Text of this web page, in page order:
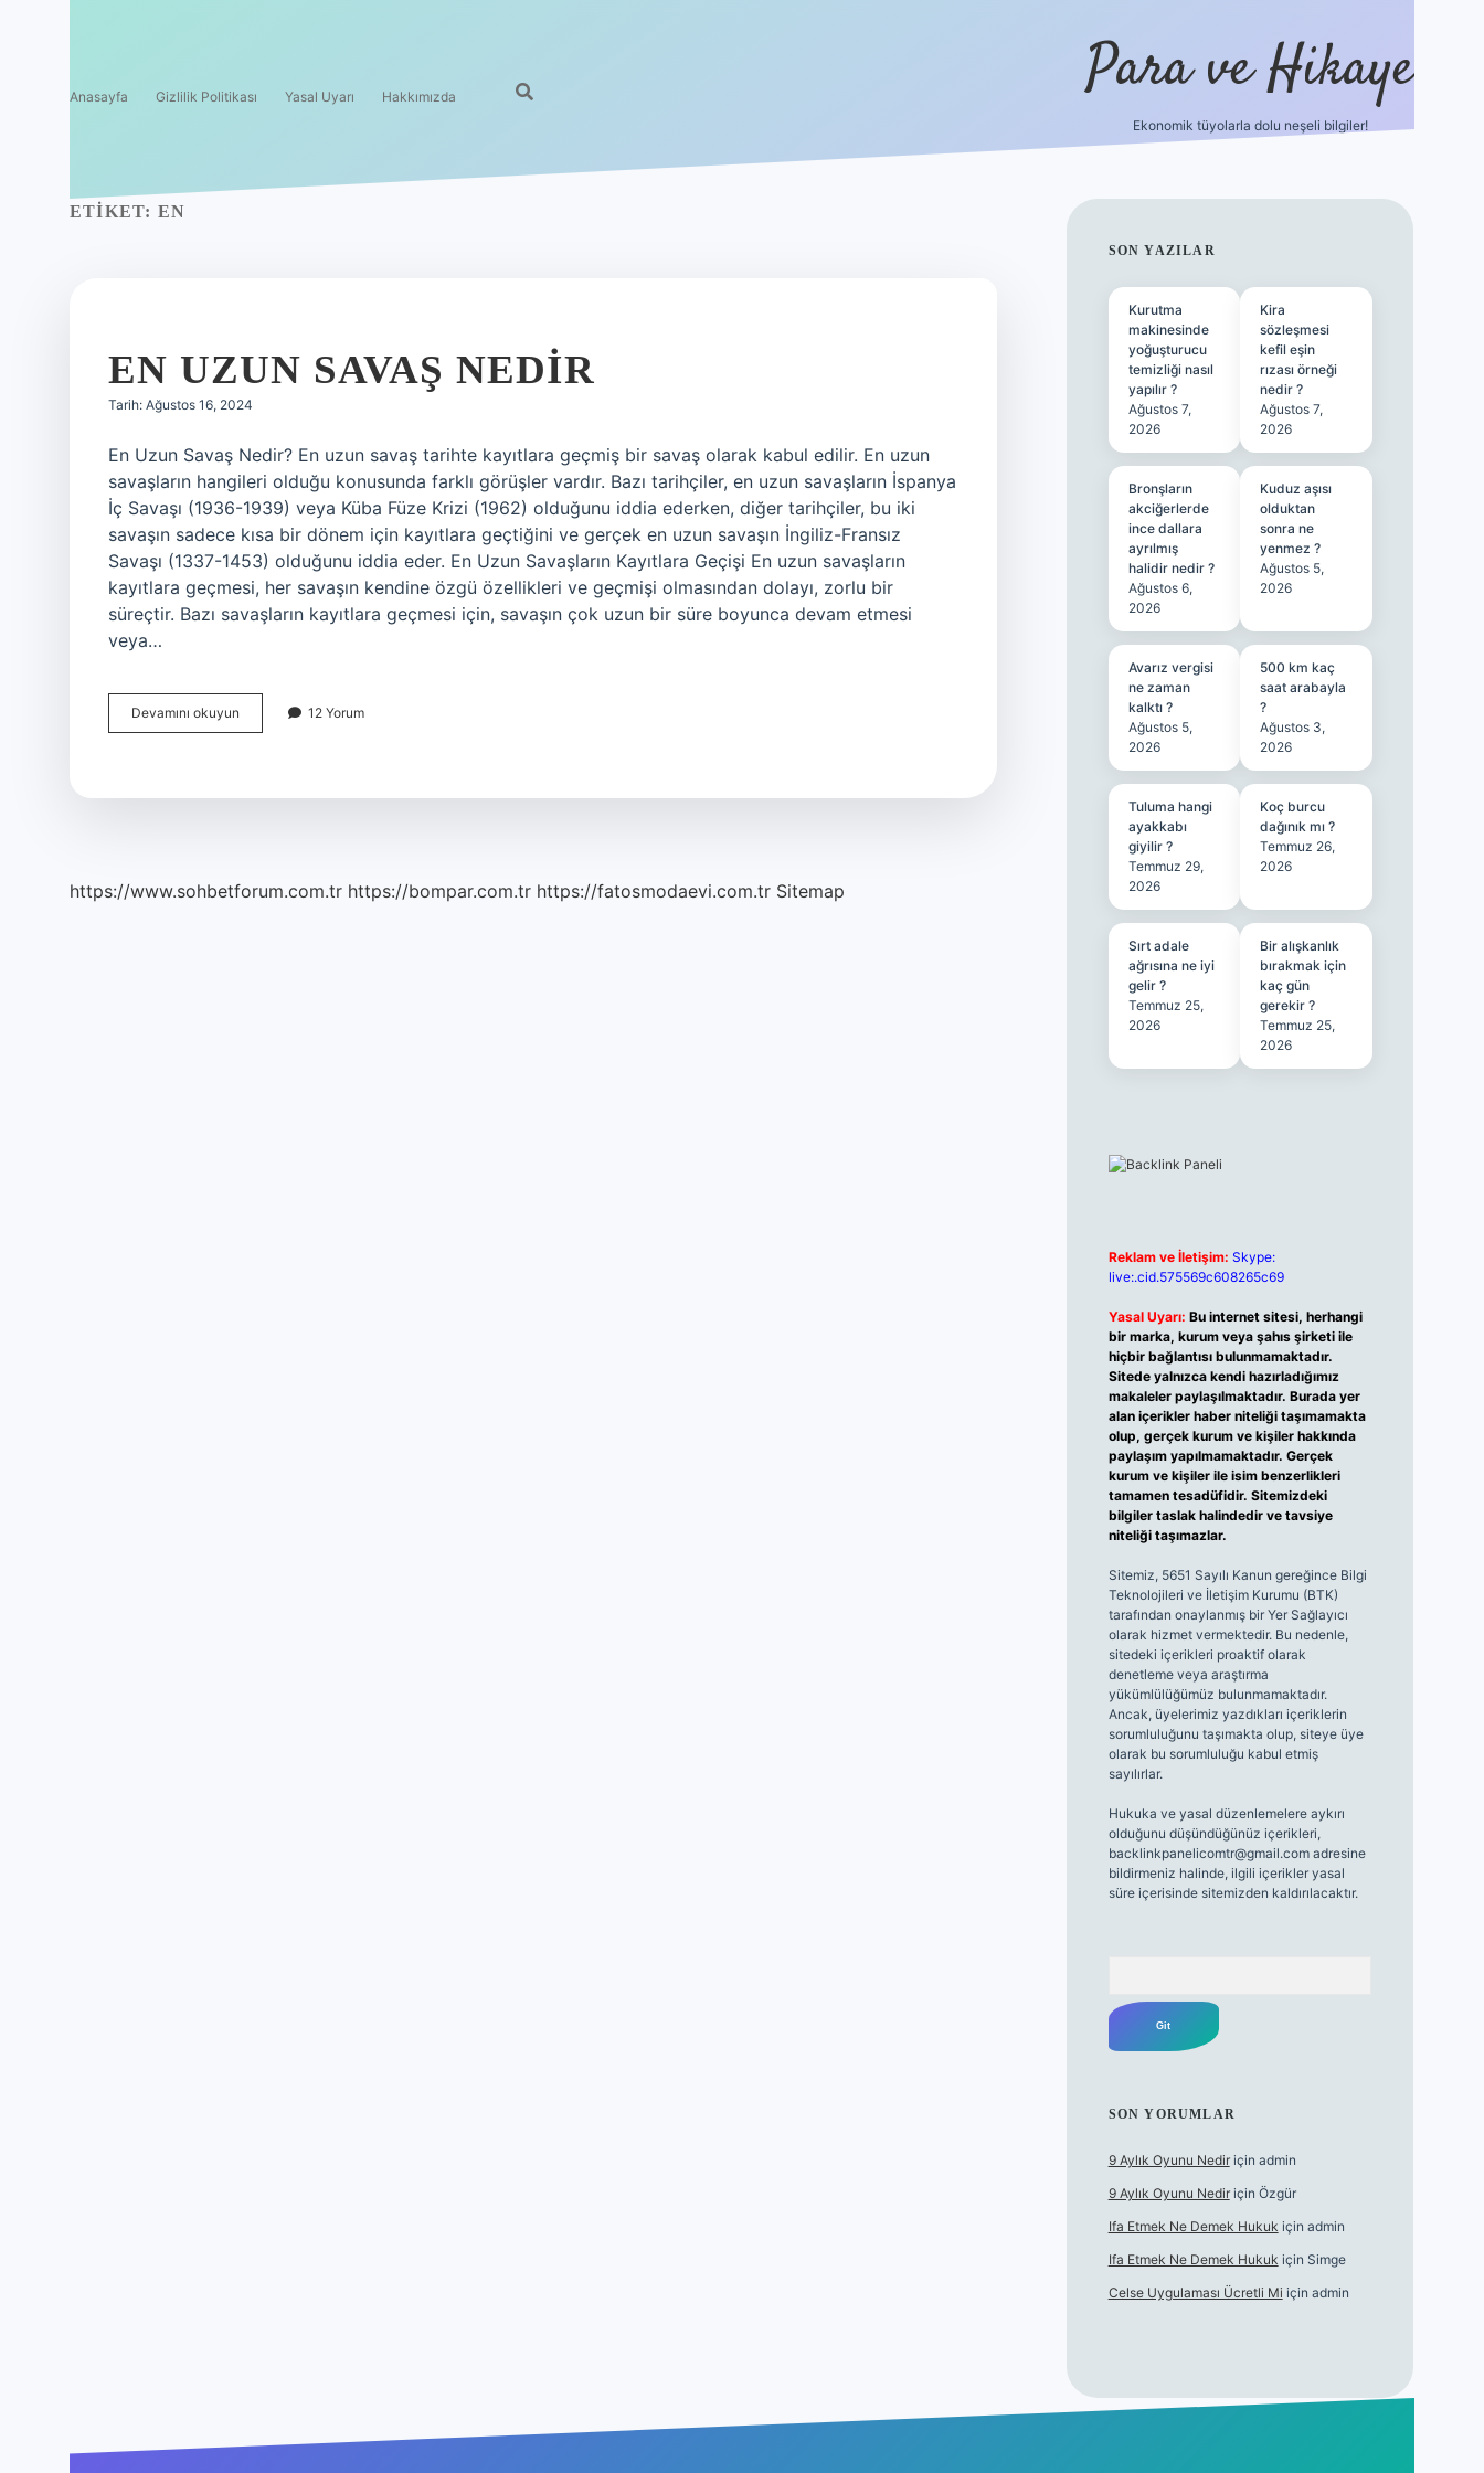
Anasayfa Gizlilik Politikası Yasal Uyarı Hakkımızda Para ve Hikaye
Ekonomik tüyolarla dolu neşeli bilgiler!
ETIKET: EN
EN UZUN SAVAŞ NEDIR
Tarih: Ağustos 16, 2024
En Uzun Savaş Nedir? En uzun savaş tarihte kayıtlara geçmiş bir savaş olarak kabul edilir. En uzun
savaşların hangileri olduğu konusunda farklı görüşler vardır. Bazı tarihçiler, en uzun savaşların İspanya
İç Savaşı (1936-1939) veya Küba Füze Krizi (1962) olduğunu iddia ederken, diğer tarihçiler, bu iki
savaşın sadece kısa bir dönem için kayıtlara geçtiğini ve gerçek en uzun savaşın İngiliz-Fransız
Savaşı (1337-1453) olduğunu iddia eder. En Uzun Savaşların Kayıtlara Geçişi En uzun savaşların
kayıtlara geçmesi, her savaşın kendine özgü özellikleri ve geçmişi olmasından dolayı, zorlu bir
süreçtir. Bazı savaşların kayıtlara geçmesi için, savaşın çok uzun bir süre boyunca devam etmesi
veya…
Devamını okuyun
uzun
12 Yorum
https://www.sohbetforum.com.tr https://bompar.com.tr https://fatosmodaevi.com.tr Sitemap
SIDEBAR
SON YAZILAR
Kurutma
makinesinde
yoğuşturucu
temizliği nasıl
yapılır ?
Ağustos 7,
2026
Kira
sözleşmesi
kefil eşin
rızası örneği
nedir ?
Ağustos 7,
2026
Bronşların
akciğerlerde
ince dallara
ayrılmış
halidir nedir ?
Ağustos 6,
2026
Kuduz aşısı
olduktan
sonra ne
yenmez ?
Ağustos 5,
2026
Avarız vergisi
ne zaman
kalktı ?
Ağustos 5,
2026
500 km kaç
saat arabayla
?
Ağustos 3,
2026
Tuluma hangi
ayakkabı
giyilir ?
Temmuz 29,
2026
Koç burcu
dağınık mı ?
Temmuz 26,
2026
Sırt adale
ağrısına ne iyi
gelir ?
Temmuz 25,
2026
Bir alışkanlık
bırakmak için
kaç gün
gerekir ?
Temmuz 25,
2026
Reklam ve İletişim: Skype:
live:.cid.575569c608265c69
Yasal Uyarı: Bu internet sitesi, herhangi
bir marka, kurum veya şahıs şirketi ile
hiçbir bağlantısı bulunmamaktadır.
Sitede yalnızca kendi hazırladığımız
makaleler paylaşılmaktadır. Burada yer
alan içerikler haber niteliği taşımamakta
olup, gerçek kurum ve kişiler hakkında
paylaşım yapılmamaktadır. Gerçek
kurum ve kişiler ile isim benzerlikleri
tamamen tesadüfidir. Sitemizdeki
bilgiler taslak halindedir ve tavsiye
niteliği taşımazlar.
Sitemiz, 5651 Sayılı Kanun gereğince Bilgi
Teknolojileri ve İletişim Kurumu (BTK)
tarafından onaylanmış bir Yer Sağlayıcı
olarak hizmet vermektedir. Bu nedenle,
sitedeki içerikleri proaktif olarak
denetleme veya araştırma
yükümlülüğümüz bulunmamaktadır.
Ancak, üyelerimiz yazdıkları içeriklerin
sorumluluğunu taşımakta olup, siteye üye
olarak bu sorumluluğu kabul etmiş
sayılırlar.
Hukuka ve yasal düzenlemelere aykırı
olduğunu düşündüğünüz içerikleri,
backlinkpanelicomtr@gmail.comadresine
bildirmeniz halinde, ilgili içerikler yasal
süre içerisinde sitemizden kaldırılacaktır.
SON YORUMLAR
9 Aylık Oyunu Nediriçin admin
9 Aylık Oyunu Nediriçin Özgür
Ifa Etmek Ne Demek Hukuk için admin
Ifa Etmek Ne Demek Hukuk için Simge
Celse Uygulaması Ücretli Mi için admin
hiltonbet